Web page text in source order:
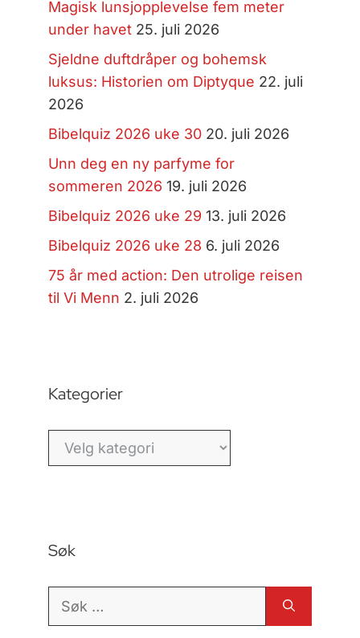
Magisk lunsjopplevelse fem meter
under havet 25. juli 2026
Sjeldne duftdråper og bohemsk
luksus: Historien om Diptyque 22. juli
2026
Bibelquiz 2026 uke 30 20. juli 2026
Unn deg en ny parfyme for
sommeren 2026 19. juli 2026
Bibelquiz 2026 uke 29 13. juli 2026
Bibelquiz 2026 uke 28 6. juli 2026
75 år med action: Den utrolige reisen
til Vi Menn 2. juli 2026
Kategorier
Kategorier
Søk
Søk